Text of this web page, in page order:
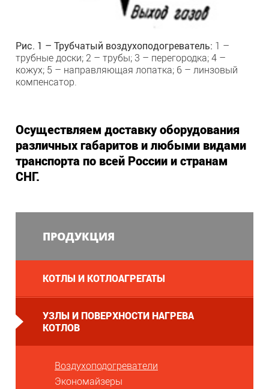
Рис. 1 – Трубчатый воздухоподогреватель: 1 –
трубные доски; 2 – трубы; 3 – перегородка; 4 –
кожух; 5 – направляющая лопатка; 6 – линзовый
компенсатор.
Осуществляем доставку оборудования
различных габаритов и любыми видами
транспорта по всей России и странам
СНГ.
ПРОДУКЦИЯ
КОТЛЫ И КОТЛОАГРЕГАТЫ
УЗЛЫ И ПОВЕРХНОСТИ НАГРЕВА
КОТЛОВ
Воздухоподогреватели
Экономайзеры